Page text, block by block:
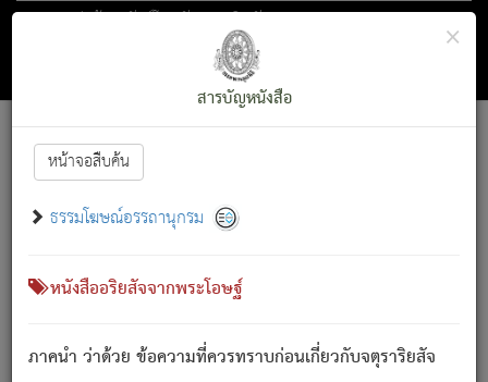
ตอน 1 ว่าด้วย สัตว์โลกกับจตุราริยสัจ
สารบัญ×
สารบัญหนังสือ
หน้าจอสืบค้น
ธรรมโฆษณ์อรรถานุกรม
หนังสืออริยสัจจากพระโอษฐ์
ภาคนำ ว่าด้วย ข้อความที่ควรทราบก่อนเกี่ยวกับจตุราริยสัจ
Font :15 ]||
สัตว์โลกนี้ เกิดความเดือดร้อนแล้ว มีผัสสะบังหน้า
เขาสำคัญสิ่งใด โดยความเป็นประการใด แต่สิ่งนั้นย่อมเป็น
(ตามที่เป็นจริง) โดยประการอื่นจากที่เขาสำคัญนั้น
สัตว์โลกติดข้องอยู่ในภพ ถูกภพบังหน้าแล้ว มีภพโดยความ
เป็นอย่างอื่น (จากที่มันเป็นอยู่จริง) จึงได้เพลิดเพลินยิ่งนักในภพ